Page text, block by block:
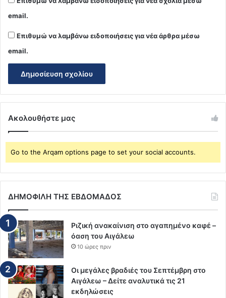
email.
Επιθυμώ να λαμβάνω ειδοποιήσεις για νέα άρθρα μέσω
email.
Ακολουθήστε μας
Go to the Arqam options page to set your social accounts.
ΔΗΜΟΦΙΛΗ ΤΗΣ ΕΒΔΟΜΑΔΟΣ
Ριζική ανακαίνιση στο αγαπημένο καφέ –
όαση του Αιγάλεω
10 ώρες πριν
Οι μεγάλες βραδιές του Σεπτέμβρη στο
Αιγάλεω – Δείτε αναλυτικά τις 21
εκδηλώσεις